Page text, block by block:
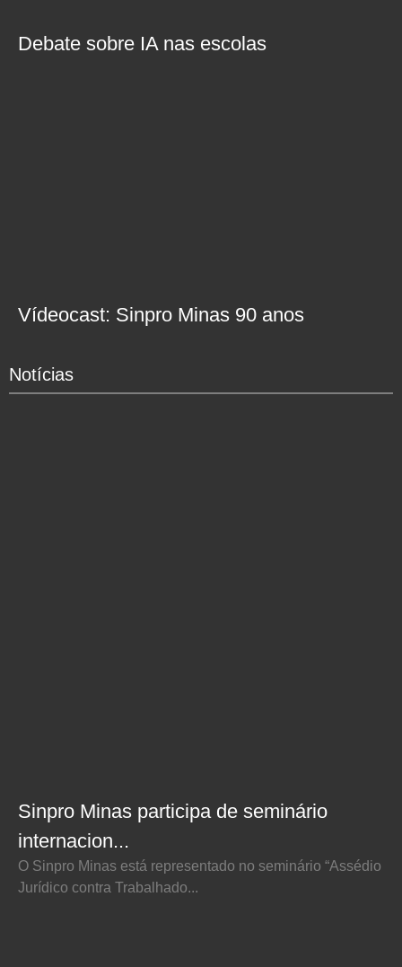
Debate sobre IA nas escolas
Vídeocast: Sinpro Minas 90 anos
Notícias
Sinpro Minas participa de seminário
internacion...
O Sinpro Minas está representado no seminário “Assédio
Jurídico contra Trabalhado...